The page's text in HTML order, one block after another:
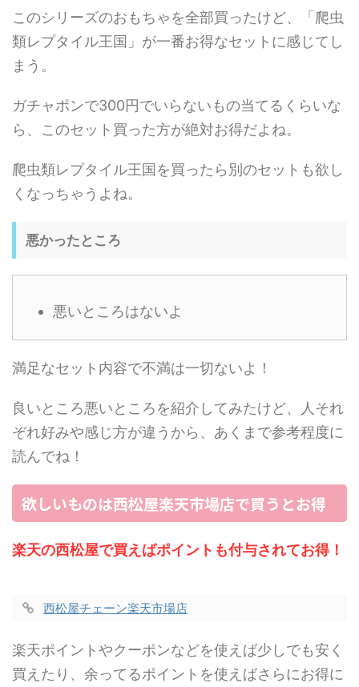
このシリーズのおもちゃを全部買ったけど、「爬虫
類レプタイル王国」が一番お得なセットに感じてし
まう。
ガチャポンで300円でいらないもの当てるくらいな
ら、このセット買った方が絶対お得だよね。
爬虫類レプタイル王国を買ったら別のセットも欲し
くなっちゃうよね。
悪かったところ
悪いところはないよ
満足なセット内容で不満は一切ないよ！
良いところ悪いところを紹介してみたけど、人それ
ぞれ好みや感じ方が違うから、あくまで参考程度に
読んでね！
欲しいものは西松屋楽天市場店で買うとお得
楽天の西松屋で買えばポイントも付与されてお得！
西松屋チェーン楽天市場店
楽天ポイントやクーポンなどを使えば少しでも安く
買えたり、余ってるポイントを使えばさらにお得に